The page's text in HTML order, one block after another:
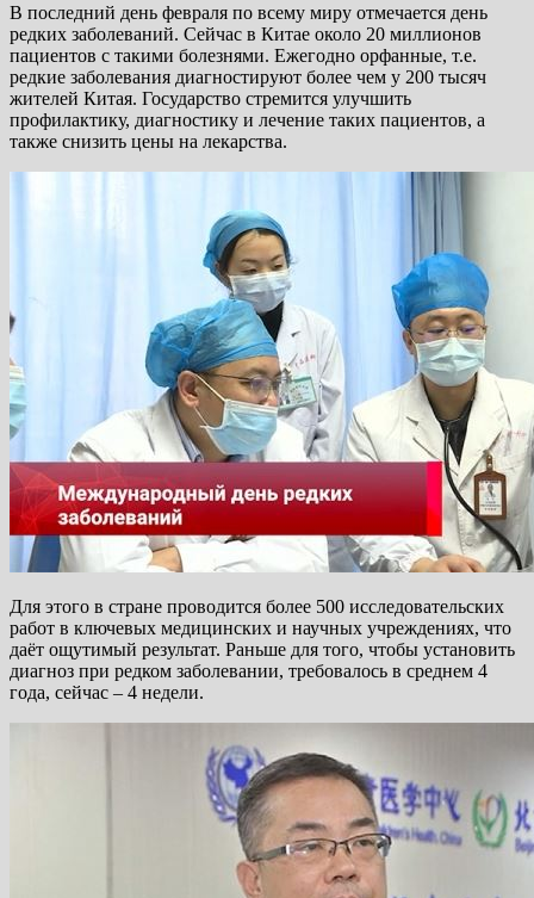
В последний день февраля по всему миру отмечается день
редких заболеваний. Сейчас в Китае около 20 миллионов
пациентов с такими болезнями. Ежегодно орфанные, т.е.
редкие заболевания диагностируют более чем у 200 тысяч
жителей Китая. Государство стремится улучшить
профилактику, диагностику и лечение таких пациентов, а
также снизить цены на лекарства.
Для этого в стране проводится более 500 исследовательских
работ в ключевых медицинских и научных учреждениях, что
даёт ощутимый результат. Раньше для того, чтобы установить
диагноз при редком заболевании, требовалось в среднем 4
года, сейчас – 4 недели.